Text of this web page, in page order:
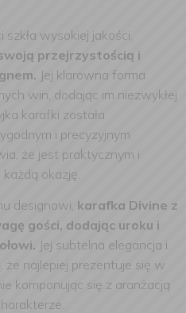
wysokiej jakości,
przejrzystością i
Jej klarowna forma
win, dodając im niezwykłej
karafki została
i precyzyjnym
że jest praktycznym i
okazję.
designowi, karafka Divine z
gości, dodając uroku i
Jej subtelna elegancja i
najlepiej prezentuje się w
komponując się z aranżacją